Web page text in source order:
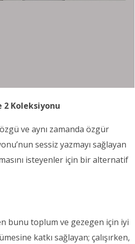
Koleksiyonu
ve aynı zamanda özgür
sessiz yazmayı sağlayan
isteyenler için bir alternatif
bunu toplum ve gezegen için iyi
katkı sağlayan; çalışırken,